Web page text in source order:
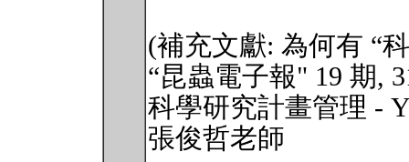
(補充文獻: 為何有 “
“昆蟲電子報" 19 期,
科學研究計畫管理 -
張俊哲老師